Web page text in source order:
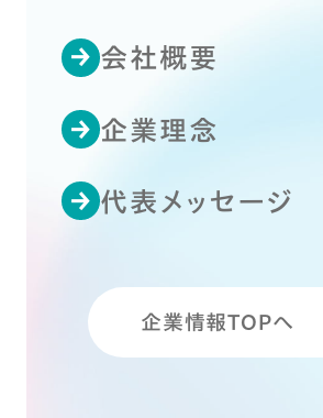
会社概要
企業理念
代表メッセージ
企業情報TOPへ